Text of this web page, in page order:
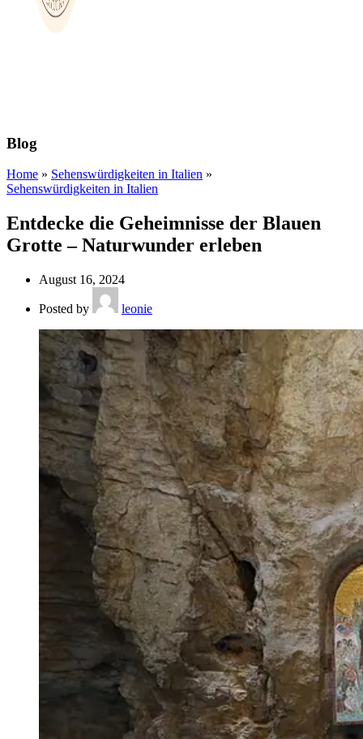
Blog
Home » Sehenswürdigkeiten in Italien »
Sehenswürdigkeiten in Italien
Entdecke die Geheimnisse der Blauen
Grotte – Naturwunder erleben
August 16, 2024
Posted by leonie